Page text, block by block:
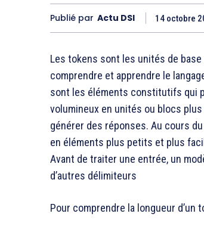
Publié par Actu DSI 14 octobre
Les tokens sont les unités de
comprendre et apprendre le
sont les éléments constitutifs qui
volumineux en unités ou blocs
générer des réponses. Au cours
en éléments plus petits et plus
Avant de traiter une entrée, un
d’autres délimiteurs
Pour comprendre la longueur d’un